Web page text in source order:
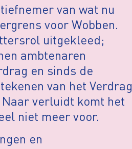
van wat nu
voor Wobben.
uitgekleed;
ambtenaren
en sinds de
van het Verdrag
verluidt komt het
niet meer voor.
en